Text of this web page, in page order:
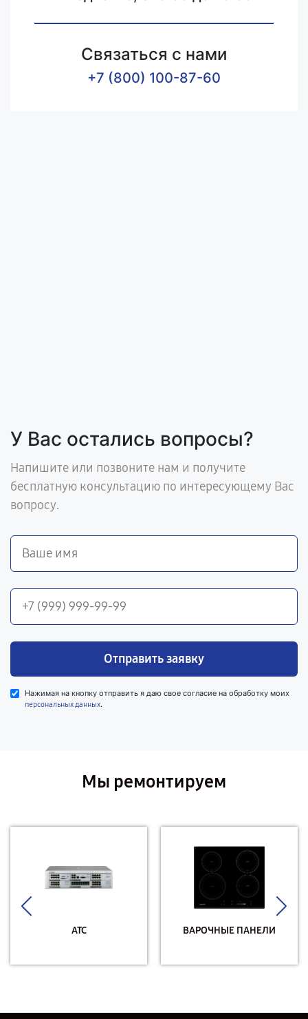
Связаться с нами
+7 (800) 100-87-60
У Вас остались вопросы?
Напишите или позвоните нам и получите
бесплатную консультацию по интересующему Вас
вопросу.
Отправить заявку
Нажимая на кнопку отправить я даю свое согласие на обработку моих
персональных данных.
Мы ремонтируем
АТС ВАРОЧНЫЕ ПАНЕЛИ